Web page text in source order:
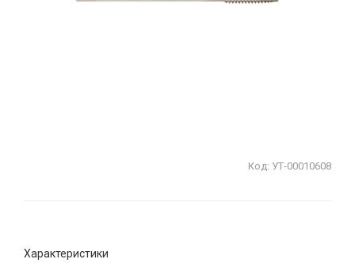
Код: УТ-00010608
Характеристики